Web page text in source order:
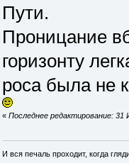
Пути.
Проницание
горизонту
роса была не
« Последнее редактирование: 31
И вся печаль проходит, когда